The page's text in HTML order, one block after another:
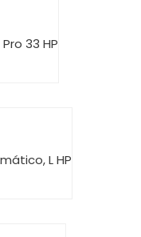
33 HP
L HP